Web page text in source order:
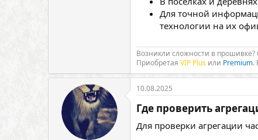
Для точной
технологии на их
Возникли сложности в
Приобретая VIP Plus или Premium.
10.08.2025
Где проверить
Для проверки агрегации